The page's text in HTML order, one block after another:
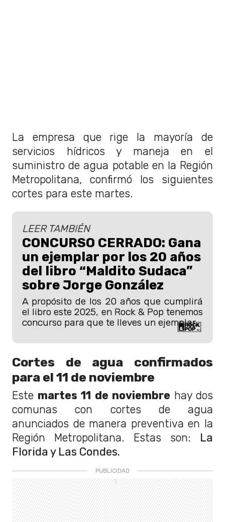
La empresa que rige la mayoría de
servicios hídricos y maneja en el
suministro de agua potable en la Región
Metropolitana, confirmó los siguientes
cortes para este martes.
LEER TAMBIÉN
CONCURSO CERRADO: Gana
un ejemplar por los 20 años
del libro “Maldito Sudaca”
sobre Jorge González
A propósito de los 20 años que cumplirá
el libro este 2025, en Rock & Pop tenemos
concurso para que te lleves un ejemplar.
Cortes de agua confirmados
para el 11 de noviembre
Este martes 11 de noviembre hay dos
comunas con cortes de agua
anunciados de manera preventiva en la
Región Metropolitana. Estas son: La
Florida y Las Condes.